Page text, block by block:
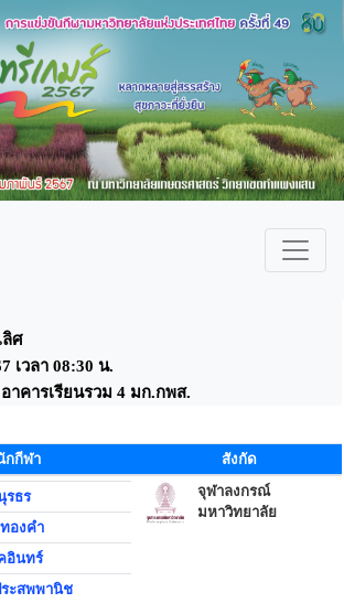
ลิศ
เวลา 08:30 น.
าคารเรียนรวม 4 มก.กพส.
กกีฬา
สังกัด
รธร
องคำ
อินทร์
ะสพพานิช
จุฬาลงกรณ์
มหาวิทยาลัย